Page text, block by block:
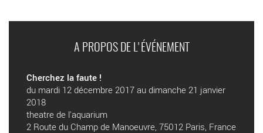
A PROPOS DE L'ÉVÉNEMENT
Cherchez la faute !
du mardi 12 décembre 2017 au dimanche 21 janvier
2018
theatre de l'aquarium
2 Route du Champ de Manoeuvre, 75012 Paris, France